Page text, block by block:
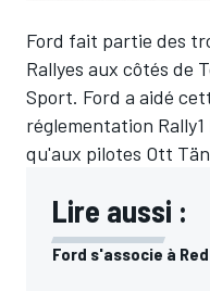
WEC
Ford fait partie des
Rallyes aux côtés de
Sport. Ford a aidé
réglementation
qu'aux pilotes Ott
Lire aussi :
Ford s'associe à